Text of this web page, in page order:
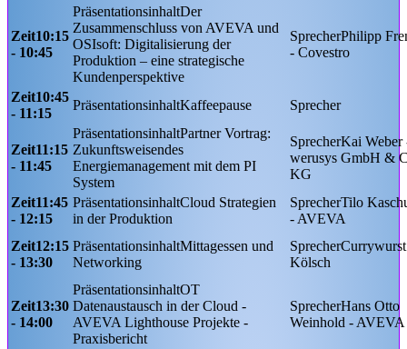
10:15
- 10:45
Der
Zusammenschluss von AVEVA und
OSIsoft: Digitalisierung der
Produktion – eine strategische
Kundenperspektive
Philipp
- Covestro
10:45
- 11:15
Kaffeepause
11:15
- 11:45
Partner Vortrag:
Zukunftsweisendes
Energiemanagement mit dem PI
System
Kai Weber
werusys GmbH &
KG
11:45
- 12:15
Cloud Strategien
in der Produktion
Tilo
- AVEVA
12:15
- 13:30
Mittagessen und
Networking
Kölsch
13:30
- 14:00
OT
Datenaustausch in der Cloud -
AVEVA Lighthouse Projekte -
Praxisbericht
Hans Otto
Weinhold - AVEVA